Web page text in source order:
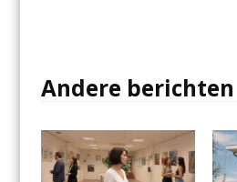
Andere berichten